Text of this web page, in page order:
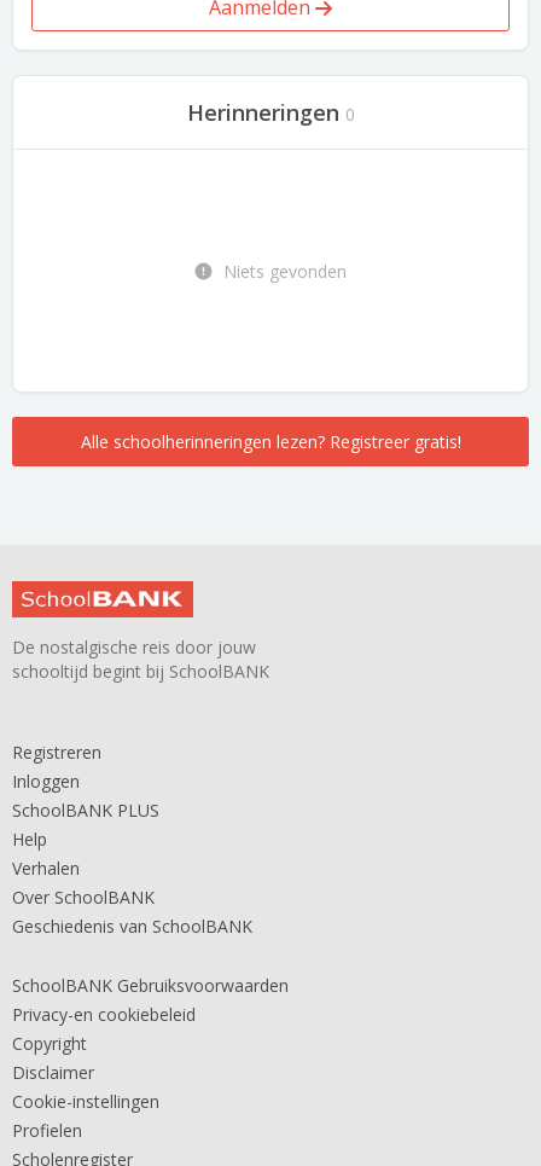
Aanmelden
Herinneringen 0
Niets gevonden
Alle schoolherinneringen lezen? Registreer gratis!
De nostalgische reis door jouw
schooltijd begint bij SchoolBANK
Registreren
Inloggen
SchoolBANK PLUS
Help
Verhalen
Over SchoolBANK
Geschiedenis van SchoolBANK
SchoolBANK Gebruiksvoorwaarden
Privacy-en cookiebeleid
Copyright
Disclaimer
Cookie-instellingen
Profielen
Scholenregister